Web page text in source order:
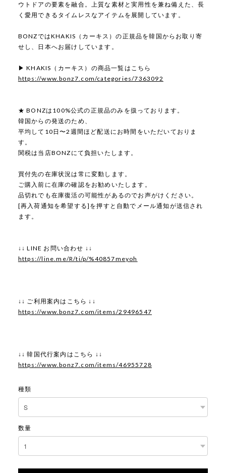
ウトドアの要素を融合。上質な素材と実用性を兼ね備えた、長
く愛用できるタイムレスなアイテムを展開しています。
BONZではKHAKIS（カーキス）の正規品を韓国からお取り寄
せし、日本へお届けしています。
▶ KHAKIS（カーキス）の商品一覧はこちら
https://www.bonz7.com/categories/7363092
★ BONZは100%公式の正規品のみを扱っております。
韓国からの発送のため、
平均して10日〜2週間ほど配送にお時間をいただいておりま
す。
関税は当店BONZにて負担いたします。
買付先の在庫状況は常に変動します。
ご購入前に在庫の確認をお勧めいたします。
品切れでも在庫復活の可能性があるのでお声がけください。
[再入荷通知を希望する]を押すと自動でメール通知が送信され
ます。
↓↓ LINE お問い合わせ ↓↓
https://line.me/R/ti/p/%40857meyoh
↓↓ ご利用案内はこちら ↓↓
https://www.bonz7.com/items/29496547
↓↓ 韓国代行案内はこちら ↓↓
https://www.bonz7.com/items/46955728
種類
数量